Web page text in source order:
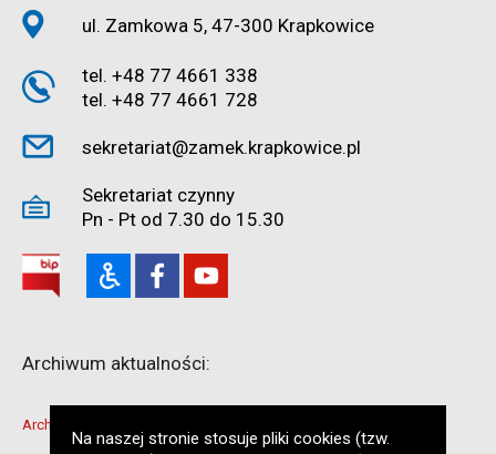
ul. Zamkowa 5, 47-300 Krapkowice
tel. +48 77 4661 338
tel. +48 77 4661 728
sekretariat@zamek.krapkowice.pl
Sekretariat czynny
Pn - Pt od 7.30 do 15.30
Archiwum aktualności:
Archiwum 2021-2022
Na naszej stronie stosuje pliki cookies (tzw.